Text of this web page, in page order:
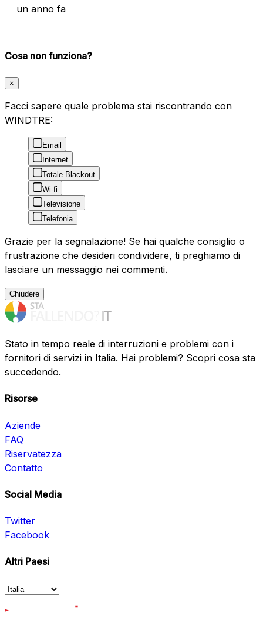
un anno fa
Cosa non funziona?
×
Facci sapere quale problema stai riscontrando con
WINDTRE:
Email
Internet
Totale Blackout
Wi-fi
Televisione
Telefonia
Grazie per la segnalazione! Se hai qualche consiglio o
frustrazione che desideri condividere, ti preghiamo di
lasciare un messaggio nei commenti.
Chiudere
Stato in tempo reale di interruzioni e problemi con i
fornitori di servizi in Italia. Hai problemi? Scopri cosa sta
succedendo.
Risorse
Aziende
FAQ
Riservatezza
Contatto
Social Media
Twitter
Facebook
Altri Paesi